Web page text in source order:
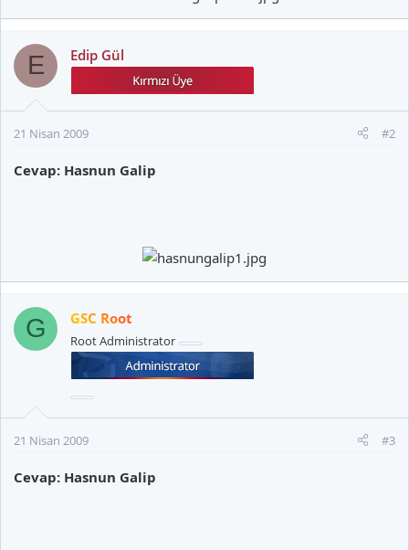
a
a
n
a
i
h
E Edip Gül
21 Nisan 2009 #2
Cevap: Hasnun Galip
G GSC Root
Root Administrator
21 Nisan 2009 #3
Cevap: Hasnun Galip